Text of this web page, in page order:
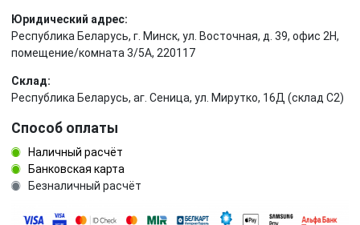
Юридический адрес:
Республика Беларусь, г. Минск, ул. Восточная, д. 39, офис 2Н,
помещение/комната 3/5А, 220117
Склад:
Республика Беларусь, аг. Сеница, ул. Мирутко, 16Д (склад С2)
Способ оплаты
Наличный расчёт
Банковская карта
Безналичный расчёт